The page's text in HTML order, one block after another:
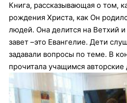
Книга, рассказывающая о том,
рождения Христа, как Он
людей. Она делится на Ветхий
завет –это Евангелие. Дети
задавали вопросы по теме. В
прочитала учащимся авторские